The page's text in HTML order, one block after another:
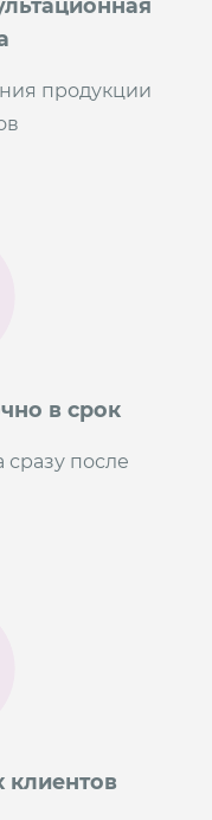
продукции
в срок
сразу после
клиентов